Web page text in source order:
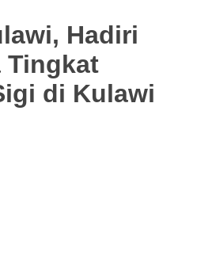
Hadiri
Tingkat
di Kulawi